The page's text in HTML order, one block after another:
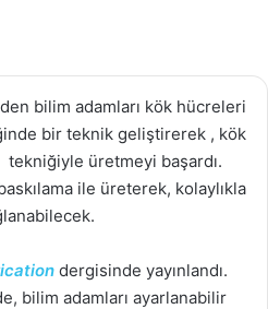
bilim adamları kök hücreleri
bir teknik geliştirerek , kök
tekniğiyle üretmeyi başardı.
ile üreterek, kolaylıkla
dergisinde yayınlandı.
bilim adamları ayarlanabilir